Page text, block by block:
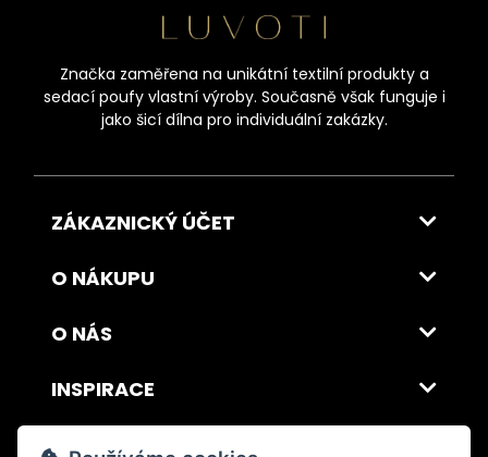
Značka zaměřena na unikátní textilní produkty a
sedací poufy vlastní výroby. Současně však funguje i
jako šicí dílna pro individuální zakázky.
ZÁKAZNICKÝ ÚČET
O NÁKUPU
O NÁS
INSPIRACE
DOPRAVA A PLATBA